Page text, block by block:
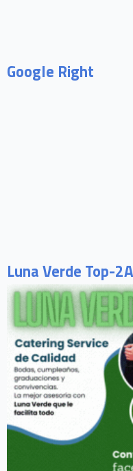
Google Right
Luna Verde Top-2A